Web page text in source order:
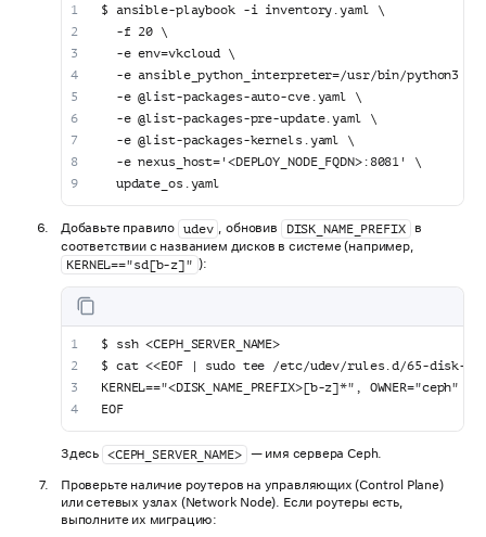
$ ansible-playbook -i inventory.yaml \
  -f 20 \
  -e env=vkcloud \
  -e ansible_python_interpreter=/usr/bin/python3 \
  -e @list-packages-auto-cve.yaml \
  -e @list-packages-pre-update.yaml \
  -e @list-packages-kernels.yaml \
  -e nexus_host='<DEPLOY_NODE_FQDN>:8081' \
  update_os.yaml
Добавьте правило udev , обновив DISK_NAME_PREFIX
в
соответствии с названием дисков в системе (например,
KERNEL=="sd[b-z]" ):
$ ssh <CEPH_SERVER_NAME>
$ cat <<EOF | sudo tee /etc/udev/rules.d/65-disk-
KERNEL=="<DISK_NAME_PREFIX>[b-z]*", OWNER="ceph"
EOF
Здесь <CEPH_SERVER_NAME> — имя сервера Ceph.
Проверьте наличие роутеров на управляющих (Control Plane)
или сетевых узлах (Network Node). Если роутеры есть,
выполните их миграцию: